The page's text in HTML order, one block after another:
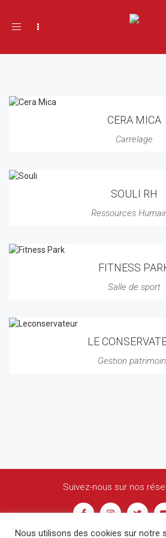
Toggle navigation
CERA MICA
Carrelage
SOULI RH
Ressources
FITNESS
Salle de sport
LE
Gestion
Suivez-nous sur nos
Nous utilisons des cookies sur notre